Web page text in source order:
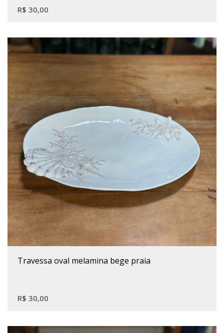
R$ 30,00
travessa oval melamina bege praia
R$ 30,00